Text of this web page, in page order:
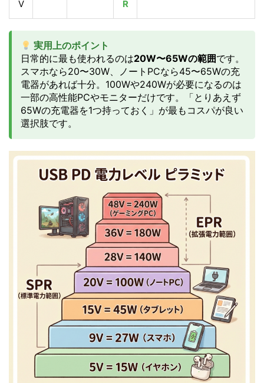
V
R
実用上のポイント
日常的に最も使われるのは20W〜65Wの範囲です。
スマホなら20〜30W、ノートPCなら45〜65Wの充
電器があれば十分。100Wや240Wが必要になるのは
一部の高性能PCやモニターだけです。「とりあえず
65Wの充電器を1つ持っておく」が最もコスパが良い
選択肢です。